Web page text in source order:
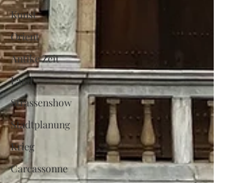
Kunst
Orient
Antike Zeit
Land
Strassenshow
Stadtplanung
Krieg
Carcassonne